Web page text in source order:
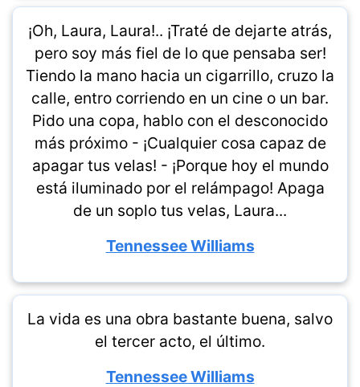
¡Oh, Laura, Laura!.. ¡Traté de dejarte atrás,
pero soy más fiel de lo que pensaba ser!
Tiendo la mano hacia un cigarrillo, cruzo la
calle, entro corriendo en un cine o un bar.
Pido una copa, hablo con el desconocido
más próximo - ¡Cualquier cosa capaz de
apagar tus velas! - ¡Porque hoy el mundo
está iluminado por el relámpago! Apaga
de un soplo tus velas, Laura...
Tennessee Williams
La vida es una obra bastante buena, salvo
el tercer acto, el último.
Tennessee Williams